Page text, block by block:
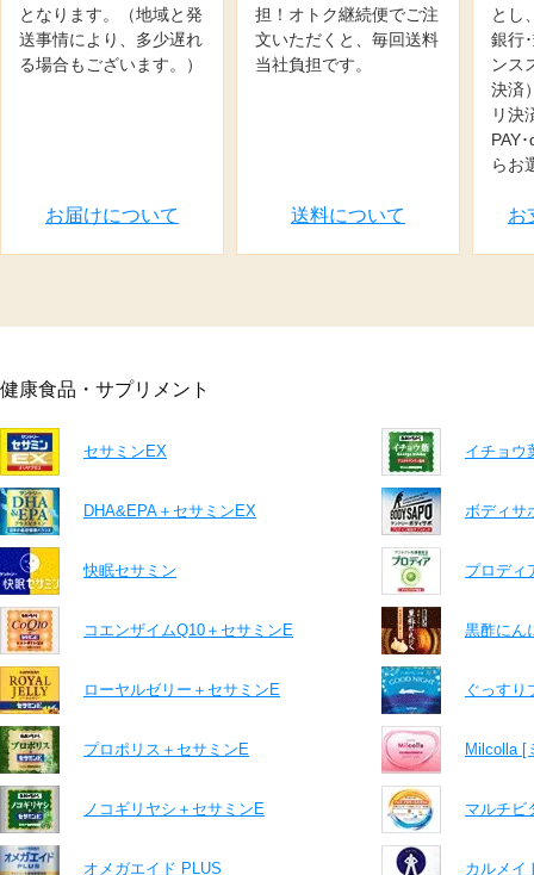
となります。（地域と発
送事情により、多少遅れ
る場合もございます。）
お届けについて
担！オトク継続便でご注
文いただくと、毎回送料
当社負担です。
送料について
とし
銀行
ンス
決済
リ決
PAY
らお
お
健康食品・サプリメント
セサミンEX
DHA&EPA＋セサミンEX
快眠セサミン
コエンザイムQ10＋セサミンE
ローヤルゼリー＋セサミンE
プロポリス＋セサミンE
ノコギリヤシ＋セサミンE
オメガエイド PLUS
イチョウ
ボディサ
プロディ
黒酢にん
ぐっすり
Milcolla [
マルチビ
カルメイ